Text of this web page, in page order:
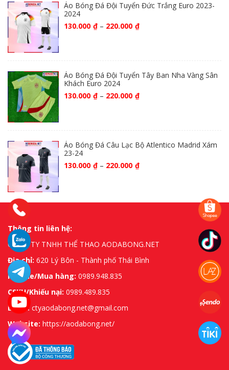
Áo Bóng Đá Đội Tuyển Đức Trắng Euro 2023-
2024
130.000 ₫ – 220.000 ₫
Áo Bóng Đá Đội Tuyển Tây Ban Nha Vàng Sân
Khách Euro 2024
130.000 ₫ – 220.000 ₫
Áo Bóng Đá Câu Lạc Bộ Atlentico Madrid Xám
23-24
130.000 ₫ – 220.000 ₫
Thông tin liên hệ:
CÔNG TY TNHH THỂ THAO AODABONG.NET
Địa chỉ: 620 Lý Bôn - Thành phố Thái Bình
Hotline/Mua hàng: 0989.948.835
CSKH/Khiếu nại: 0989.489.835
Email:ctyaodabong.net@gmail.com
Website: https://aodabong.net/